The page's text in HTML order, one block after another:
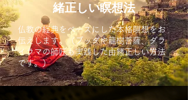
緒正しい瞑想法
仏教の経典をベースにした本格瞑想をお
伝えします。（ブッダや龍樹菩薩、ダラ
イラマの師匠も実践した由緒正しい方法
です。）